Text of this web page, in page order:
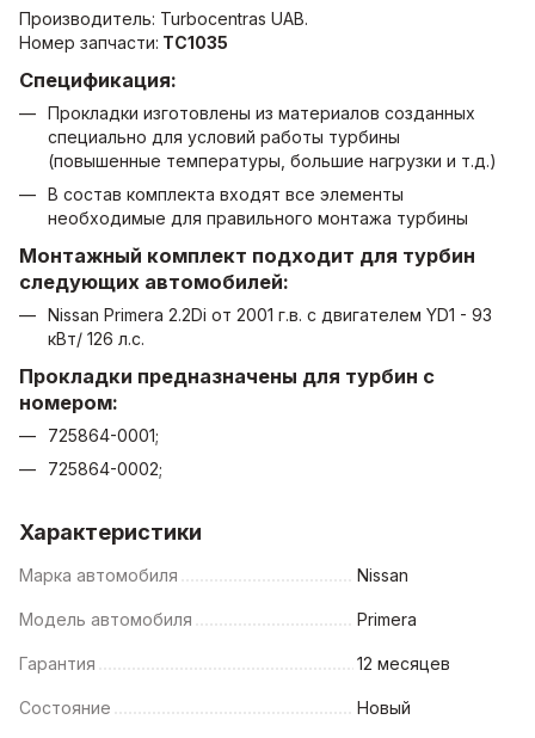
Производитель: Turbocentras UAB.
Номер запчасти: ТС1035
Спецификация:
Прокладки изготовлены из материалов созданных
специально для условий работы турбины
(повышенные температуры, большие нагрузки и т.д.)
В состав комплекта входят все элементы
необходимые для правильного монтажа турбины
Монтажный комплект подходит для турбин
следующих автомобилей:
Nissan Primera 2.2Di от 2001 г.в. с двигателем YD1 - 93
кВт/ 126 л.с.
Прокладки предназначены для турбин с
номером:
725864-0001;
725864-0002;
Характеристики
Марка автомобиля Nissan
Модель автомобиля Primera
Гарантия 12 месяцев
Состояние Новый